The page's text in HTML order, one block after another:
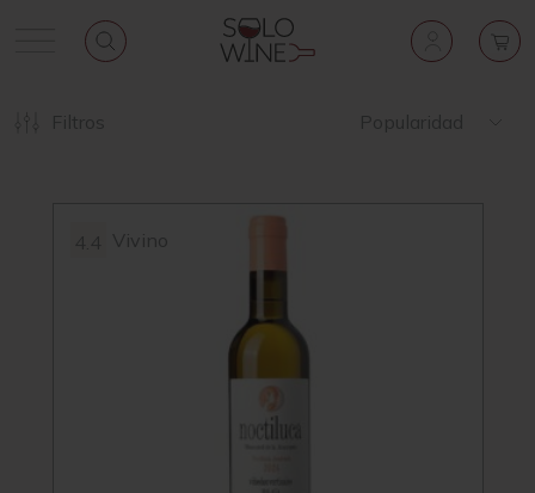
Filtros Popularidad
Vivino